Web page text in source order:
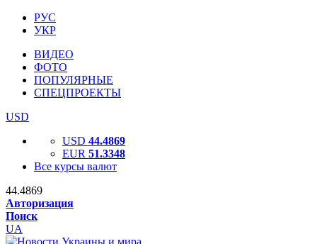
РУС
УКР
ВИДЕО
ФОТО
ПОПУЛЯРНЫЕ
СПЕЦПРОЕКТЫ
USD
USD 44.4869
EUR 51.3348
Все курсы валют
44.4869
Авторизация
Поиск
UA